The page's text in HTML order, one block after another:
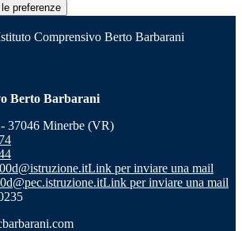
preferenze
Comprensivo Berto Barbarani
Berto Barbarani
37046 Minerbe (VR)
Link per inviare una mail
Link per inviare una mail